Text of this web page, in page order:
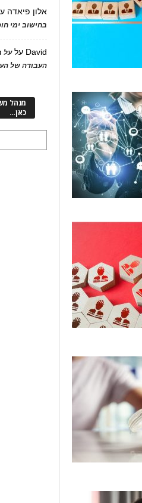
אלון פיאדה
בחישוב ימי
David עלעל
העבודה של
מנהל
כאן…